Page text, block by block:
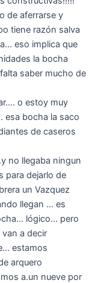
de aferrarse y
tiene razón salva
eso implica que
la bocha
saber mucho de
o estoy muy
esa bocha la saco
de caseros
no llegaba ningun
para dejarlo de
un Vazquez
llegan ... es
lógico... pero
a decir
estamos
arquero
a.un nueve por